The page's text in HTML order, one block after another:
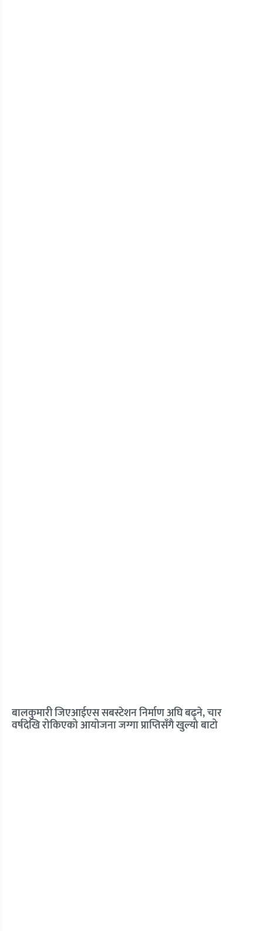
बालकुमारी जिएआईएस सबस्टेशन निर्माण अघि बढ्ने, चार
वर्षदेखि रोकिएको आयोजना जग्गा प्राप्तिसँगै खुल्यो बाटो